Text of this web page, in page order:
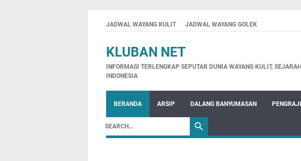
JADWAL WAYANG KULIT JADWAL WAYANG GOLEK
KLUBAN NET
INFORMASI TERLENGKAP SEPUTAR DUNIA WAYANG KULIT,
INDONESIA
BERANDA ARSIP DALANG BANYUMASAN